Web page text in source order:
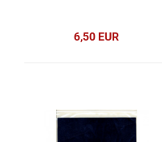
6,50 EUR